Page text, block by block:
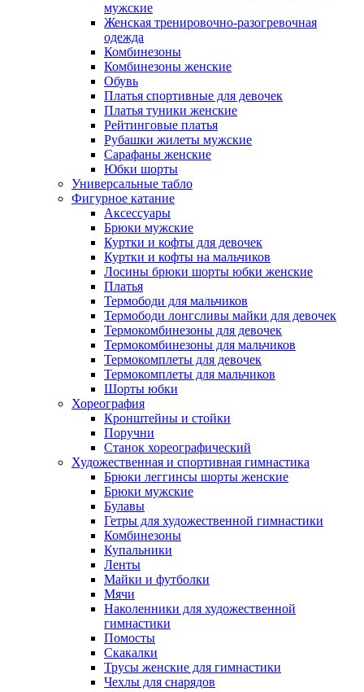
мужские
Женская тренировочно-разогревочная
одежда
Комбинезоны
Комбинезоны женские
Обувь
Платья спортивные для девочек
Платья туники женские
Рейтинговые платья
Рубашки жилеты мужские
Сарафаны женские
Юбки шорты
Универсальные табло
Фигурное катание
Аксессуары
Брюки мужские
Куртки и кофты для девочек
Куртки и кофты на мальчиков
Лосины брюки шорты юбки женские
Платья
Термободи для мальчиков
Термободи лонгсливы майки для девочек
Термокомбинезоны для девочек
Термокомбинезоны для мальчиков
Термокомплеты для девочек
Термокомплеты для мальчиков
Шорты юбки
Хореография
Кронштейны и стойки
Поручни
Станок хореографический
Художественная и спортивная гимнастика
Брюки леггинсы шорты женские
Брюки мужские
Булавы
Гетры для художественной гимнастики
Комбинезоны
Купальники
Ленты
Майки и футболки
Мячи
Наколенники для художественной
гимнастики
Помосты
Скакалки
Трусы женские для гимнастики
Чехлы для снарядов